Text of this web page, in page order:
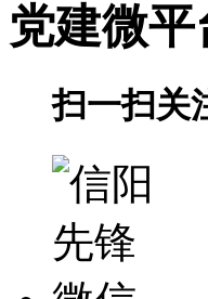
党建微平
扫一扫关